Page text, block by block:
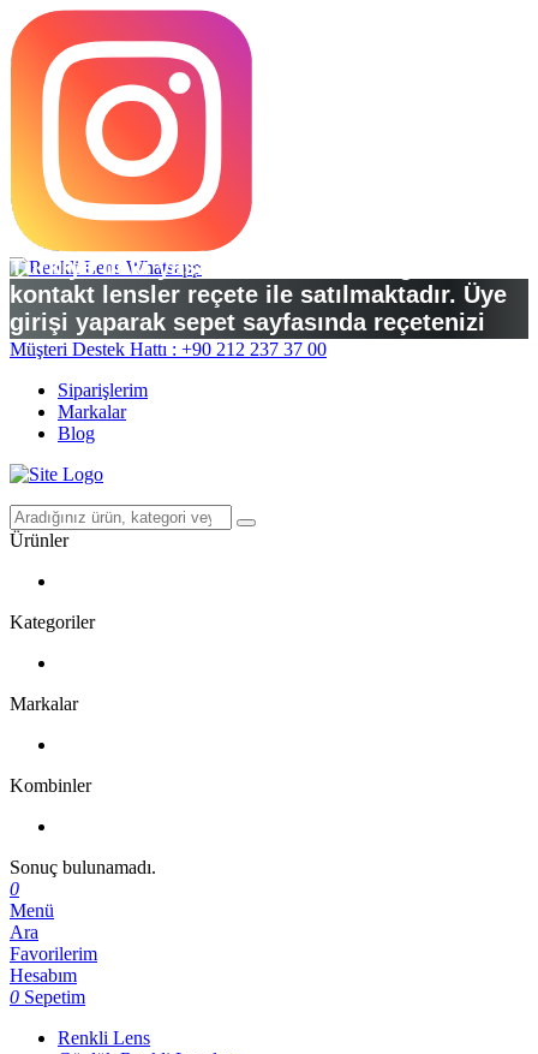
Türkiye’deki yasal düzenlemelere göre
kontakt lensler reçete ile satılmaktadır. Üye
girişi yaparak sepet sayfasında reçetenizi
yükleyebilirsiniz.
Müşteri Destek Hattı : +90 212 237 37 00
Siparişlerim
Markalar
Blog
Ürünler
Kategoriler
Markalar
Kombinler
Sonuç bulunamadı.
0
Menü
Ara
Favorilerim
Hesabım
0 Sepetim
Renkli Lens